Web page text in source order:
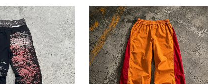
χρώματα και
γαλλικό τέρι,
για άνδρες
ανδρογενή παντελόνια jogger
από γαλλικό τερύλιο
βαμβακερό ύφασμα, με ζιπέρ
και ευρείας κοπής παντελόνια,
χαλαρά, για άντρες